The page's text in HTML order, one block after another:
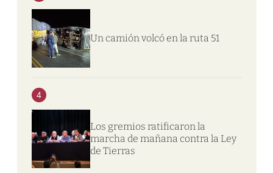
Un camión volcó en la ruta 51
4
Los gremios ratificaron la
marcha de mañana contra la Ley
de Tierras